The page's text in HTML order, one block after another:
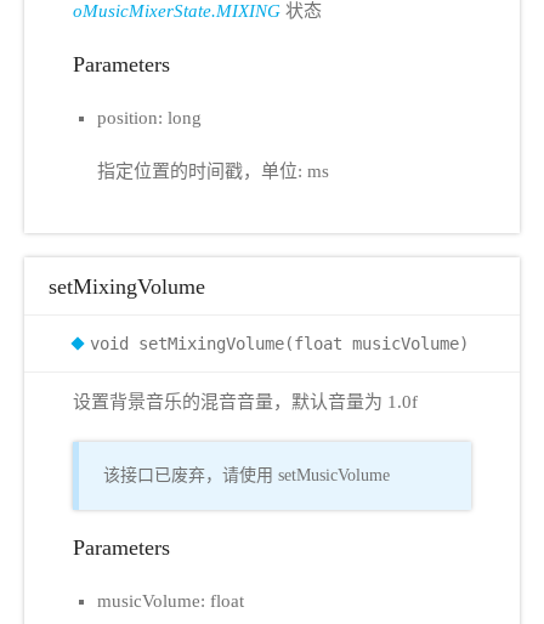
oMusicMixerState.MIXING 状态
Parameters
position: long
指定位置的时间戳，单位: ms
setMixingVolume
void setMixingVolume(float musicVolume)
设置背景音乐的混音音量，默认音量为 1.0f
该接口已废弃，请使用 setMusicVolume
Parameters
musicVolume: float